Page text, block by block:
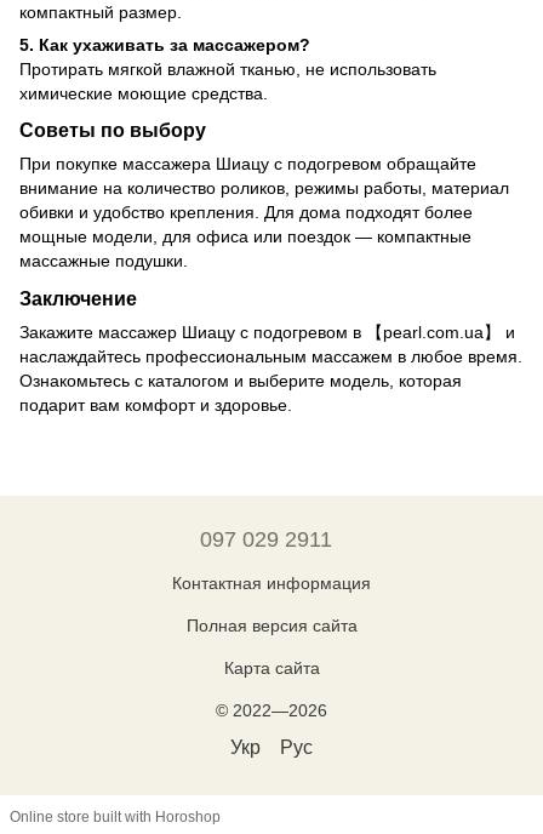
компактный размер.
5. Как ухаживать за массажером?
Протирать мягкой влажной тканью, не использовать
химические моющие средства.
Советы по выбору
При покупке массажера Шиацу с подогревом обращайте
внимание на количество роликов, режимы работы, материал
обивки и удобство крепления. Для дома подходят более
мощные модели, для офиса или поездок — компактные
массажные подушки.
Заключение
Закажите массажер Шиацу с подогревом в 【pearl.com.ua】 и
наслаждайтесь профессиональным массажем в любое время.
Ознакомьтесь с каталогом и выберите модель, которая
подарит вам комфорт и здоровье.
097 029 2911
Контактная информация
Полная версия сайта
Карта сайта
© 2022—2026
Укр Рус
Online store built with Horoshop